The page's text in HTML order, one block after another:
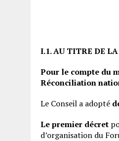
I.1.AU TITRE DE LA
Pour le compte du
Réconciliation
Le Conseil a adopté
Le premier décret
d’organisation du